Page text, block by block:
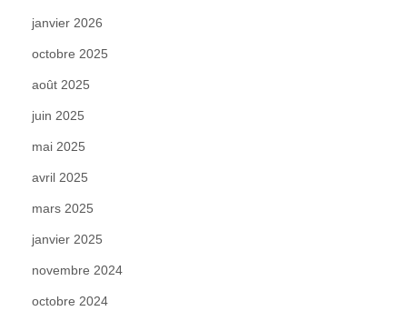
janvier 2026
octobre 2025
août 2025
juin 2025
mai 2025
avril 2025
mars 2025
janvier 2025
novembre 2024
octobre 2024